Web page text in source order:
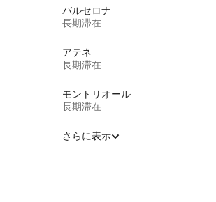
バルセロナ
長期滞在
アテネ
長期滞在
モントリオール
長期滞在
さらに表示